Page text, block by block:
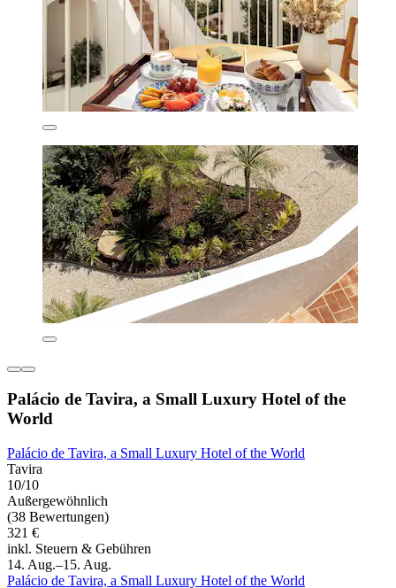
Palácio de Tavira, a Small Luxury Hotel of the
World
Palácio de Tavira, a Small Luxury Hotel of the World
Tavira
10/10
Außergewöhnlich
(38 Bewertungen)
321 €
inkl. Steuern & Gebühren
14. Aug.–15. Aug.
Palácio de Tavira, a Small Luxury Hotel of the World